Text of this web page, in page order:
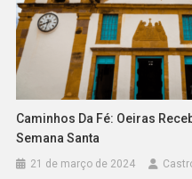
Caminhos Da Fé: Oeiras
Semana Santa
21 de março de 2024